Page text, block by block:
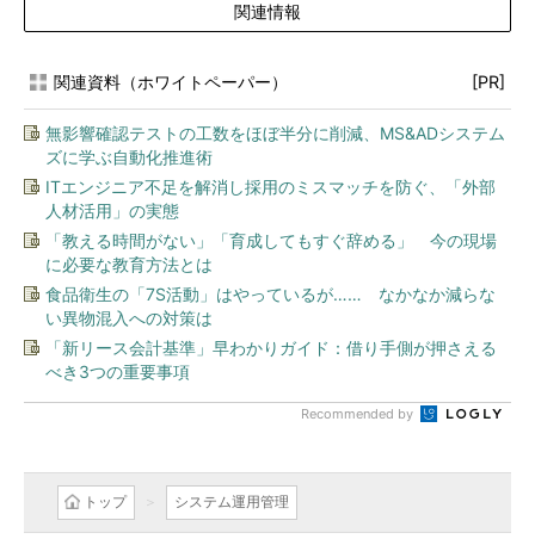
関連情報
関連資料（ホワイトペーパー） [PR]
無影響確認テストの工数をほぼ半分に削減、MS&ADシステム
ズに学ぶ自動化推進術
ITエンジニア不足を解消し採用のミスマッチを防ぐ、「外部
人材活用」の実態
「教える時間がない」「育成してもすぐ辞める」 今の現場
に必要な教育方法とは
食品衛生の「7S活動」はやっているが…… なかなか減らな
い異物混入への対策は
「新リース会計基準」早わかりガイド：借り手側が押さえる
べき3つの重要事項
Recommended by
トップ システム運用管理